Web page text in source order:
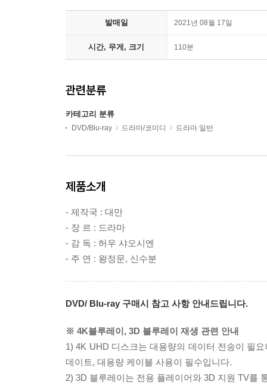
발매일 2021년 08월 17일
시간, 무게, 크기 110분
관련분류
카테고리 분류
DVD/Blu-ray 드라마/코미디 드라마 일반
제품소개
- 제작국 : 대만
- 장 르 : 드라마
- 감 독 : 허우 샤오시엔
- 주 연 : 왕정문, 신수분
DVD/ Blu-ray 구매시 참고 사항 안내드립니다.
※ 4K블루레이, 3D 블루레이 재생 관련 안내
1) 4K UHD 디스크는 대용량의 데이터 전송이 필
데이트, 대용량 케이블 사용이 필수입니다.
2) 3D 블루레이는 전용 플레이어와 3D 지원 TV를